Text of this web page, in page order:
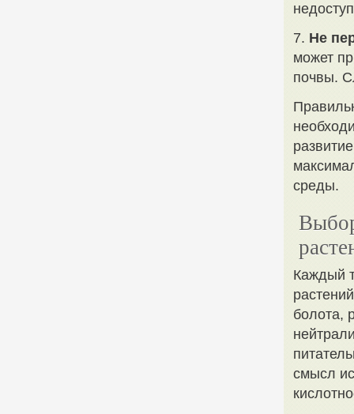
7. Не
может
почвы.
среды.
Каждый
болота,
смысл